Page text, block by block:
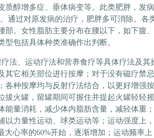
醇增多症、垂体病变等。此类肥胖，发
通过对原发病的治疗，肥胖多可消除。各
。女性脂肪主要分布在腰以下，如下腹
包括具体种类准确作出判断。
、运动疗法和营养食疗等具体疗法及其
它相关部位进行按摩；对于没有磁疗禁
种按摩均与反射疗法结合，以更好增强
拔火罐，留罐期间可握住并提起火罐轻轻
量消耗，减少体内脂肪含量，减轻体重
力量性运动、球类运动等；运动强度上
大心率的60%开始，逐渐增加；运动频率